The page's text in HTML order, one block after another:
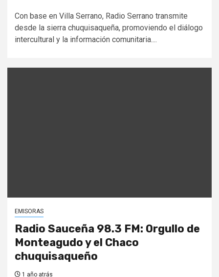
Con base en Villa Serrano, Radio Serrano transmite
desde la sierra chuquisaqueña, promoviendo el diálogo
intercultural y la información comunitaria....
EMISORAS
Radio Sauceña 98.3 FM: Orgullo de
Monteagudo y el Chaco
chuquisaqueño
1 año atrás